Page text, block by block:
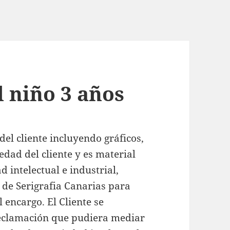
3 años
cliente incluyendo gráficos,
del cliente y es material
intelectual e industrial,
Serigrafia Canarias para
El Cliente se
que pudiera mediar